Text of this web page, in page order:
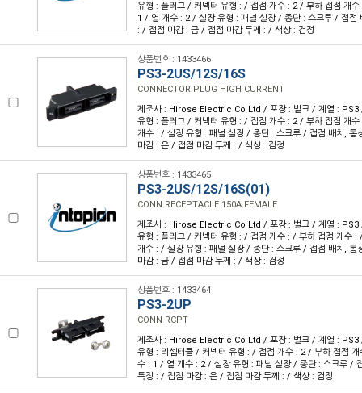
유형 : 플러그 / 커넥터 유형 : / 접점 개수 : 2 / 부하 접점 개
1 / 열 개수 : 2 / 실장 유형 : 패널 실장 / 종단 : 스크루 / 접점
: / 접점 마감 : 금 / 접점 마감 두께 : / 색상 : 검정
상품번호 : 1433466
PS3-2US/12S/16S
CONNECTOR PLUG HIGH CURRENT
제조사 : Hirose Electric Co Ltd / 포장 : 벌크 / 계열 : PS3
유형 : 플러그 / 커넥터 유형 : / 접점 개수 : 2 / 부하 접점 개
개수 : / 실장 유형 : 패널 실장 / 종단 : 스크루 / 접점 배치, 통
마감 : 은 / 접점 마감 두께 : / 색상 : 검정
상품번호 : 1433465
PS3-2US/12S/16S(01)
CONN RECEPTACLE 150A FEMALE
제조사 : Hirose Electric Co Ltd / 포장 : 벌크 / 계열 : PS3
유형 : 플러그 / 커넥터 유형 : / 접점 개수 : / 부하 접점 개수
개수 : / 실장 유형 : 패널 실장 / 종단 : 스크루 / 접점 배치, 통
마감 : 금 / 접점 마감 두께 : / 색상 : 검정
상품번호 : 1433464
PS3-2UP
CONN RCPT
제조사 : Hirose Electric Co Ltd / 포장 : 벌크 / 계열 : PS3
유형 : 리셉터클 / 커넥터 유형 : / 접점 개수 : 2 / 부하 접점
수 : 1 / 열 개수 : 2 / 실장 유형 : 패널 실장 / 종단 : 스크루 /
특징 : / 접점 마감 : 은 / 접점 마감 두께 : / 색상 : 검정